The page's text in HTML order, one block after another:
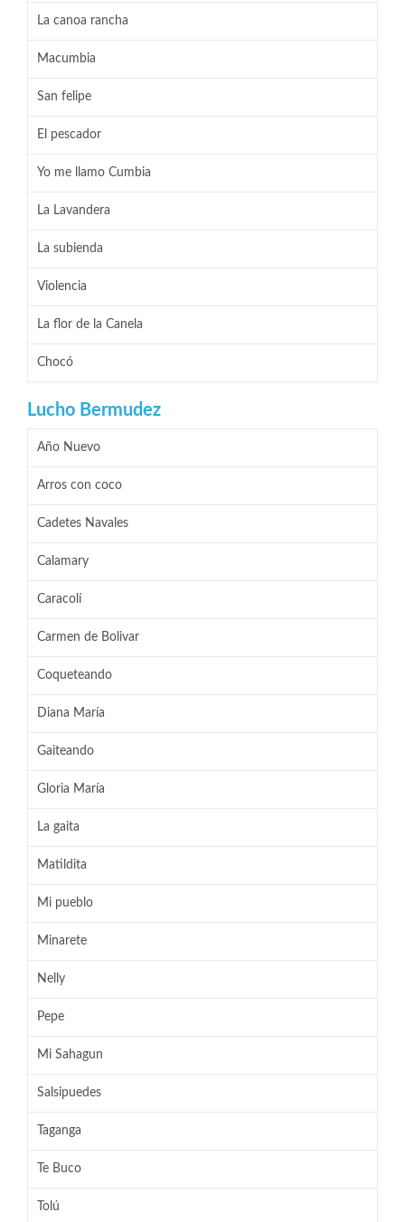
La canoa rancha
Macumbia
San felipe
El pescador
Yo me llamo Cumbia
La Lavandera
La subienda
Violencia
La flor de la Canela
Chocó
Lucho Bermudez
Año Nuevo
Arros con coco
Cadetes Navales
Calamary
Caracolí
Carmen de Bolivar
Coqueteando
Diana María
Gaiteando
Gloria María
La gaita
Matildita
Mi pueblo
Minarete
Nelly
Pepe
Mi Sahagun
Salsipuedes
Taganga
Te Buco
Tolú